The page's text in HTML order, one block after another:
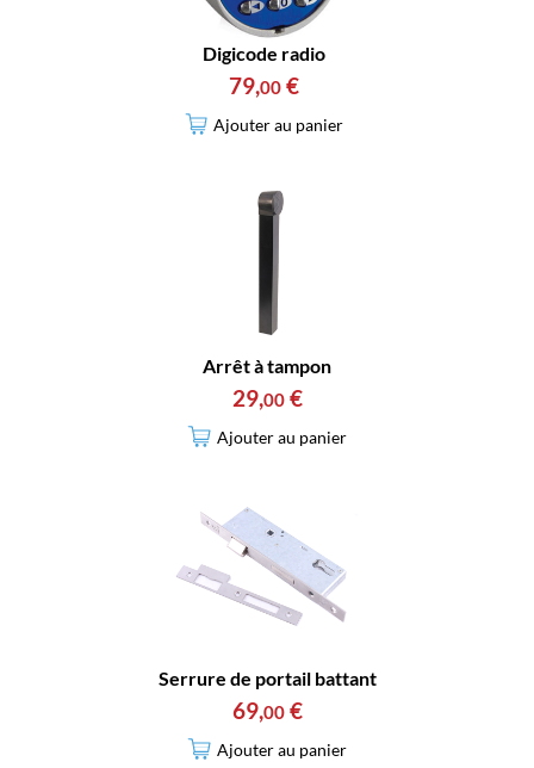
Digicode radio
79,00 €
Ajouter au panier
Arrêt à tampon
29,00 €
Ajouter au panier
Serrure de portail battant
69,00 €
Ajouter au panier